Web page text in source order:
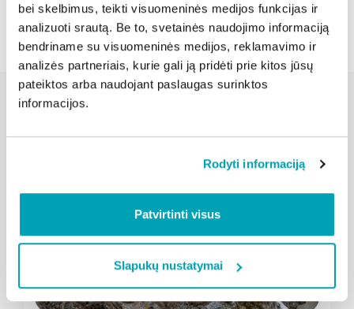
bei skelbimus, teikti visuomeninės medijos funkcijas ir
analizuoti srautą. Be to, svetainės naudojimo informaciją
bendriname su visuomeninės medijos, reklamavimo ir
analizės partneriais, kurie gali ją pridėti prie kitos jūsų
pateiktos arba naudojant paslaugas surinktos
informacijos.
Rodyti informaciją
Patvirtinti visus
Slapukų nustatymai